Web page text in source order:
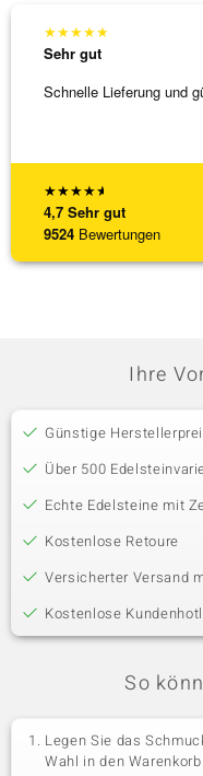
★★★★★
4,7 Sehr gut
9524 Bewertungen
★★★★★
Sehr gut
Schnelle Lieferung und
Ihre
Günstige
Über 500
Echte Edelsteine mit
Kostenlose Retoure
Versicherter Versand
Kostenlose
So
Legen Sie das
Wahl in den Warenkorb.